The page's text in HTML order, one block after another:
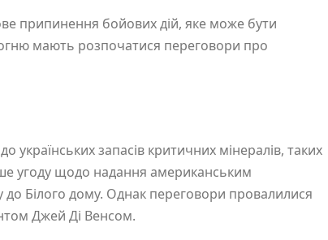
припинення бойових дій, яке може бути
мають розпочатися переговори про
українських запасів критичних мінералів, таких
угоду щодо надання американським
до Білого дому. Однак переговори провалилися
Джей Ді Венсом.